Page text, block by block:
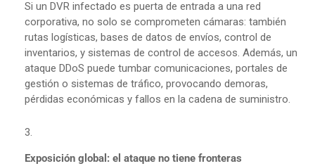
Si un DVR infectado es puerta de entrada a una red
corporativa, no solo se comprometen cámaras: también
rutas logísticas, bases de datos de envíos, control de
inventarios, y sistemas de control de accesos. Además, un
ataque DDoS puede tumbar comunicaciones, portales de
gestión o sistemas de tráfico, provocando demoras,
pérdidas económicas y fallos en la cadena de suministro.
Exposición global: el ataque no tiene fronteras